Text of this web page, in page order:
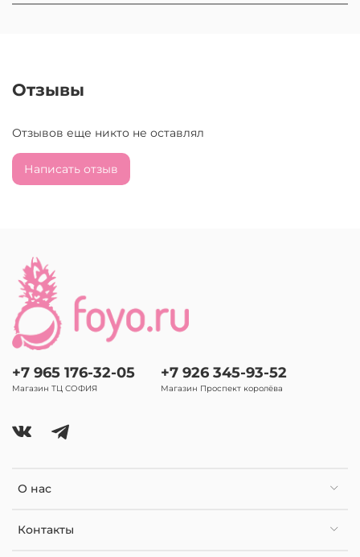
Отзывы
Отзывов еще никто не оставлял
Написать отзыв
О нас
Контакты
+7 965 176-32-05
Магазин ТЦ СОФИЯ
+7 926 345-93-52
Магазин Проспект королёва